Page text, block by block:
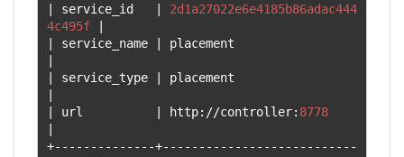
|
service_id |
2d1a27022e6e4185b86adac444
4c495f
|
|
service_name |
|
|
service_type |
|
|
url | http://controller: 8778
|
+--------------+---------------------------